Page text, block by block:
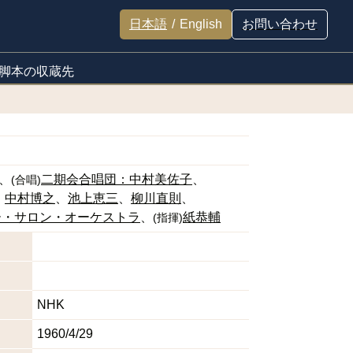
日本語 / English お問い合わせ
本の収蔵先
(合唱) 二期会合唱団：中村美佐子
中村博之
池上恵三
柳川直則
サロン・オーケストラ
(指揮)紙恭輔
NHK
1960/4/29